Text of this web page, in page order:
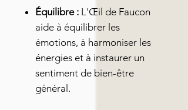
Équilibre : L'Œil de Faucon
aide à équilibrer les
émotions, à harmoniser les
énergies et à instaurer un
sentiment de bien-être
général.